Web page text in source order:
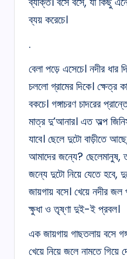
ব্যয় করেচে।
.
বেলা পড়ে এসেচে। নদীর ধার
চললো গ্রামের দিকে। ক্ষেত্র
বকচে। গঙ্গাচরণ চাদরের
মাত্র দু’আনার। এত অল্প
যাবে। ছেলে দুটো বাড়ীতে
আমাদের জন্যে? ছেলেমানুষ,
জন্যে দুটো নিয়ে যেতে হবে,
জায়গায় বসে। খেয়ে নদীর জল
ক্ষুধা ও তৃষ্ণা দুই-ই প্রবল।
এক জায়গায় গাছতলায় বসে
খেয়ে নিয়ে জলে নামতে গিয়ে